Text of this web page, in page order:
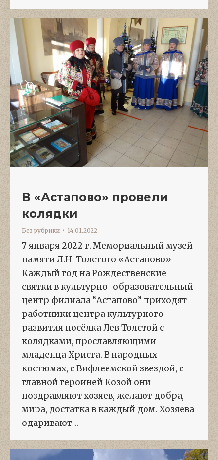
В «Астапово» провели
колядки
Без рубрики 14.01.2022
7 января 2022 г. Мемориальный музей
памяти Л.Н. Толстого «Астапово»
Каждый год на Рождественские
святки в культурно-образовательный
центр филиала “Астапово” приходят
работники центра культурного
развития посёлка Лев Толстой с
колядками, прославляющими
младенца Христа. В народных
костюмах, с Вифлеемской звездой, с
главной героиней Козой они
поздравляют хозяев, желают добра,
мира, достатка в каждый дом. Хозяева
одаривают…